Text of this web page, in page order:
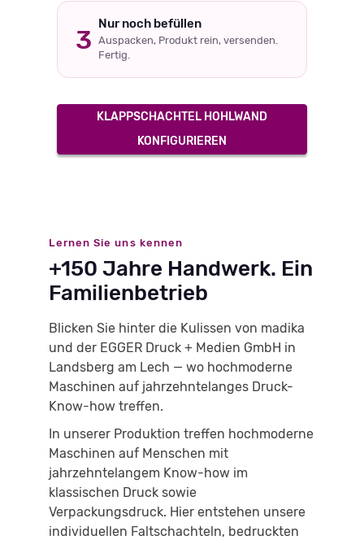
3
Nur noch befüllen
Auspacken, Produkt rein, versenden.
Fertig.
KLAPPSCHACHTEL HOHLWAND
KONFIGURIEREN
Lernen Sie uns kennen
+150 Jahre Handwerk. Ein
Familienbetrieb
Blicken Sie hinter die Kulissen von madika
und der EGGER Druck + Medien GmbH in
Landsberg am Lech — wo hochmoderne
Maschinen auf jahrzehntelanges Druck-
Know-how treffen.
In unserer Produktion treffen hochmoderne
Maschinen auf Menschen mit
jahrzehntelangem Know-how im
klassischen Druck sowie
Verpackungsdruck. Hier entstehen unsere
individuellen Faltschachteln, bedruckten